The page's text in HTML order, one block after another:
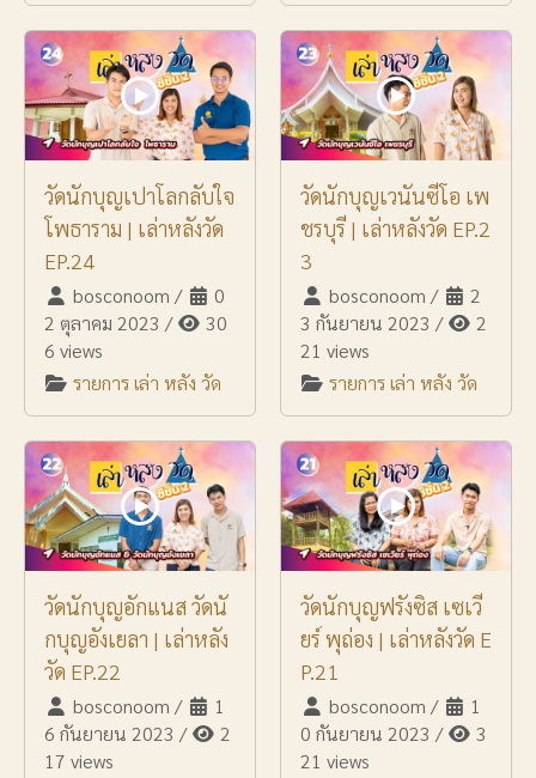
วัดนักบุญเปาโลกลับใจ
โพธาราม | เล่าหลังวัด
EP.24
bosconoom /
0
2 ตุลาคม 2023 /
30
6 views
รายการ เล่า หลัง วัด
วัดนักบุญเวนันซีโอ เพ
ชรบุรี | เล่าหลังวัด EP.2
3
bosconoom /
2
3 กันยายน 2023 /
2
21 views
รายการ เล่า หลัง วัด
วัดนักบุญอักแนส วัดนั
กบุญอังเยลา | เล่าหลัง
วัด EP.22
bosconoom /
1
6 กันยายน 2023 /
2
17 views
วัดนักบุญฟรังซิส เซเวี
ยร์ พุถ่อง | เล่าหลังวัด E
P.21
bosconoom /
1
0 กันยายน 2023 /
3
21 views